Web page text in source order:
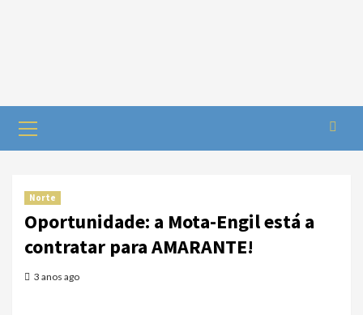
Norte
Oportunidade: a Mota-Engil está a
contratar para AMARANTE!
3 anos ago